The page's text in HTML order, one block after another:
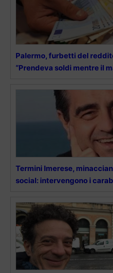
Palermo, furbetti del
“Prendeva soldi mentre il
Termini Imerese,
social: intervengono i